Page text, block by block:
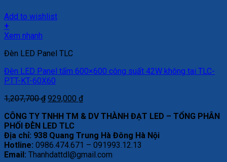
Add to wishlist
+
Xem nhanh
Đèn LED Panel TLC
Đèn LED Panel tấm 600×600 công suất 42W không tai TLC-
PTT-KT-60X60
1,207,700₫ Giá
là:
1,207,700 ₫.
929,000 ₫Giá
tại
929,000 ₫.
CÔNG TY TNHH TM & DV THÀNH ĐẠT LED – TỔNG PHÂN
PHỐI ĐÈN LED TLC
Địa chỉ: 938 Quang Trung Hà Đông Hà Nội
Hotline: 0986.474.671 – 091993.12.13
Email: Thanhdattdl@gmail.com